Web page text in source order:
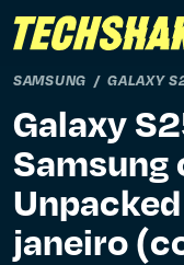
SAMSUNG GALAXY
Galaxy
Samsung
janeiro